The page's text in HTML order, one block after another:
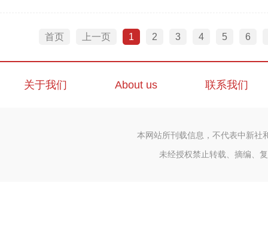
首页 上一页 1 2 3 4 5 6
关于我们 About us 联系我们
本网站所刊载信息，不代表中新社
未经授权禁止转载、摘编、